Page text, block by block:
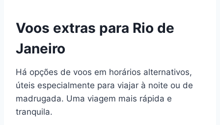
Voos extras para Rio de
Janeiro
Há opções de voos em horários alternativos,
úteis especialmente para viajar à noite ou de
madrugada. Uma viagem mais rápida e
tranquila.